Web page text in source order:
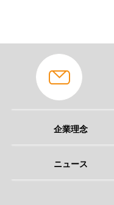
企業理念
ニュース